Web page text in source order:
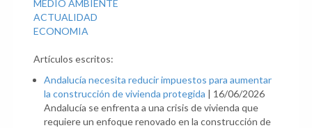
MEDIO AMBIENTE
ACTUALIDAD
ECONOMIA
Artículos escritos:
Andalucía necesita reducir impuestos para aumentar
la construcción de vivienda protegida | 16/06/2026
Andalucía se enfrenta a una crisis de vivienda que
requiere un enfoque renovado en la construcción de